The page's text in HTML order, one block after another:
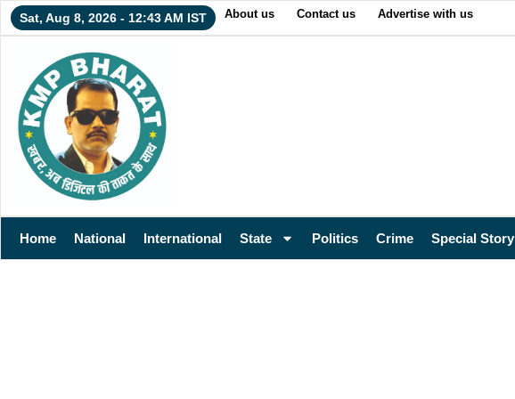
Sat, Aug 8, 2026 - 12:43 AM IST About us Contact us Advertise with us
Home National International State Politics Crime Special Story